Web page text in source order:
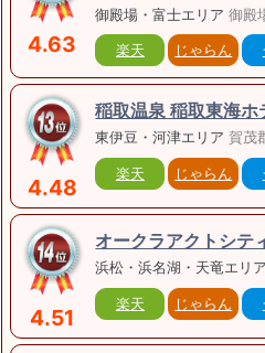
4.63
御殿場・富士エリア御殿
楽天 じゃらん
4.48
稲取温泉 稲取東海ホ
東伊豆・河津エリア 賀茂
楽天 じゃらん
4.51
オークラアクトシテ
浜松・浜名湖・天竜エリ
楽天 じゃらん